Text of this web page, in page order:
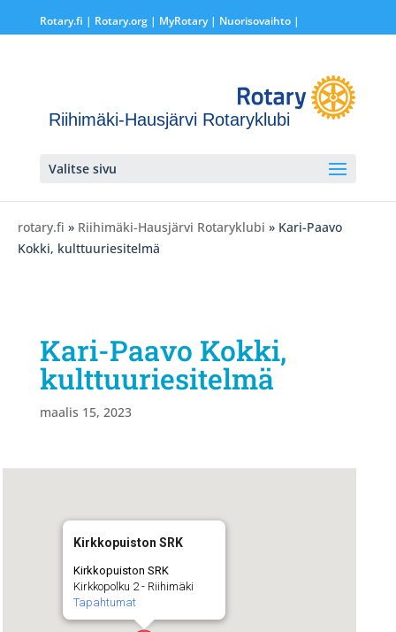
Rotary.fi | Rotary.org| MyRotary | Nuorisovaihto|
Riihimäki-Hausjärvi Rotaryklubi
Valitse sivu
rotary.fi » Riihimäki-Hausjärvi Rotaryklubi » Kari-Paavo
Kokki, kulttuuriesitelmä
Kari-Paavo Kokki,
kulttuuriesitelmä
maalis 15, 2023
Kirkkopuiston SRK
Kirkkopuiston SRK
Kirkkopolku 2 - Riihimäki
Tapahtumat